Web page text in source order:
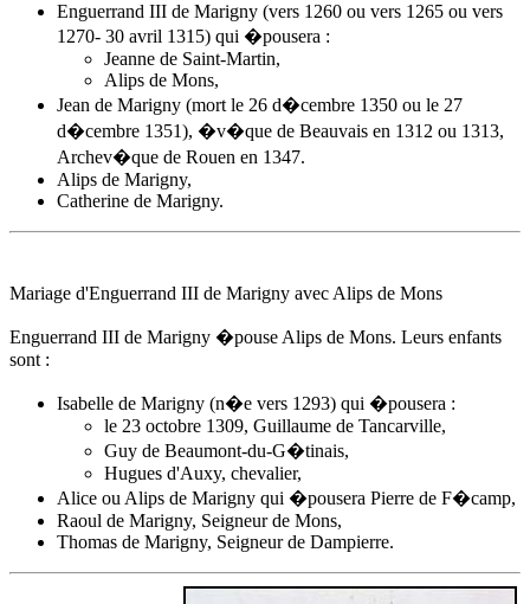
Enguerrand III de Marigny (vers 1260 ou vers 1265 ou vers
1270- 30 avril 1315) qui �pousera :
Jeanne de Saint-Martin,
Alips de Mons,
Jean de Marigny (mort le 26 d�cembre 1350 ou le 27
d�cembre 1351), �v�que de Beauvais en 1312 ou 1313,
Archev�que de Rouen en 1347.
Alips de Marigny,
Catherine de Marigny.
Mariage d'Enguerrand III de Marigny avec Alips de Mons
Enguerrand III de Marigny �pouse Alips de Mons. Leurs enfants
sont :
Isabelle de Marigny (n�e vers 1293) qui �pousera :
le 23 octobre 1309, Guillaume de Tancarville,
Guy de Beaumont-du-G�tinais,
Hugues d'Auxy, chevalier,
Alice ou Alips de Marigny qui �pousera Pierre de F�camp,
Raoul de Marigny, Seigneur de Mons,
Thomas de Marigny, Seigneur de Dampierre.